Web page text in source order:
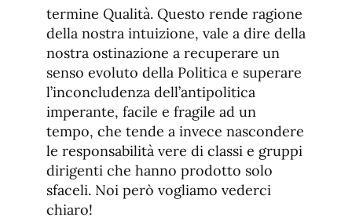
termine Qualità. Questo rende ragione
della nostra intuizione, vale a dire della
nostra ostinazione a recuperare un
senso evoluto della Politica e superare
l’inconcludenza dell’antipolitica
imperante, facile e fragile ad un
tempo, che tende a invece nascondere
le responsabilità vere di classi e gruppi
dirigenti che hanno prodotto solo
sfaceli. Noi però vogliamo vederci
chiaro!